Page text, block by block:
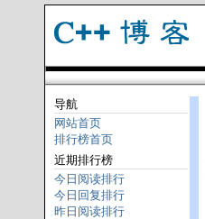
导航
网站首页
排行榜首页
近期排行榜
今日阅读排行
今日回复排行
昨日阅读排行